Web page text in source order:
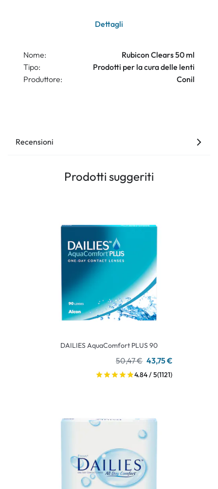
Dettagli
Nome:
Rubicon Clears 50 ml
Tipo:
Prodotti per la cura delle lenti
Produttore:
Conil
Recensioni
Prodotti suggeriti
DAILIES AquaComfort PLUS 90
50,47 € 43,75 €
4.84 / 5(1121)